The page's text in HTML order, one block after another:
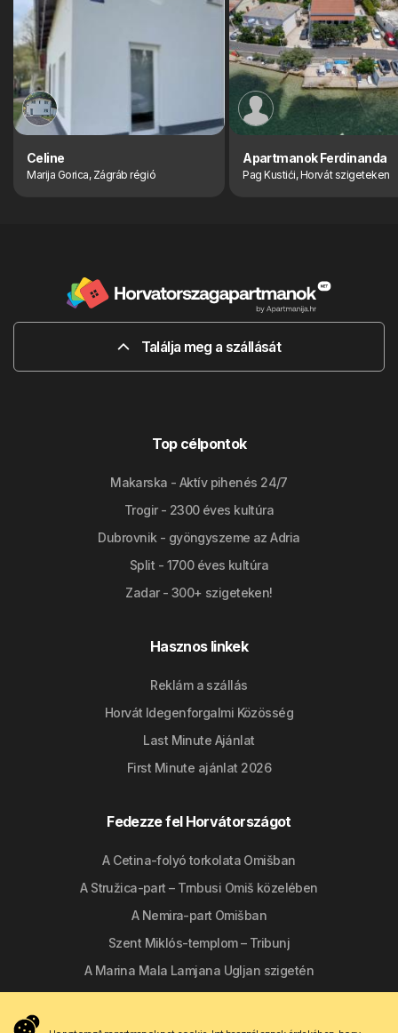
Celine
Marija Gorica, Zágráb régió
Apartmanok Ferdinanda
Pag Kustići, Horvát szigeteken
Találja meg a szállását
Top célpontok
Makarska - Aktív pihenés 24/7
Trogir - 2300 éves kultúra
Dubrovnik - gyöngyszeme az Adria
Split - 1700 éves kultúra
Zadar - 300+ szigeteken!
Hasznos linkek
Reklám a szállás
Horvát Idegenforgalmi Közösség
Last Minute Ajánlat
First Minute ajánlat 2026
Fedezze fel Horvátországot
A Cetina-folyó torkolata Omišban
A Stružica-part – Trnbusi Omiš közelében
A Nemira-part Omišban
Szent Miklós-templom – Tribunj
A Marina Mala Lamjana Ugljan szigetén